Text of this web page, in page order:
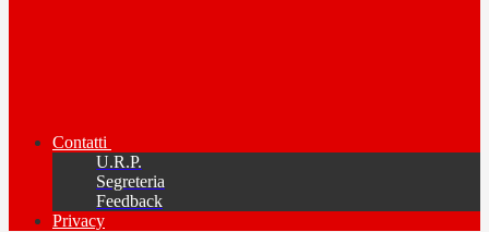
Contatti
U.R.P.
Segreteria
Feedback
Privacy